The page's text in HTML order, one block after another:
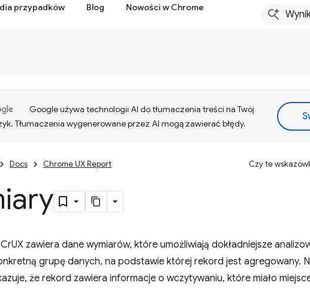
przypadków Blog Nowości w Chrome
Google używa technologii AI do tłumaczenia treści na Twój
Tłumaczenia wygenerowane przez AI mogą zawierać błędy.
Docs Chrome UX Report Czy te
zawiera dane wymiarów, które umożliwiają dokładniejsze
grupę danych, na podstawie której rekord jest agregowany.
że rekord zawiera informacje o wczytywaniu, które miało